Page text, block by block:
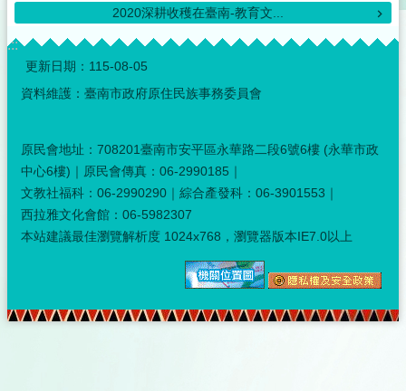
2020深耕收穫在臺南-教育文...
:::
更新日期： 115-08-05
資料維護：臺南市政府原住民族事務委員會
原民會地址：708201臺南市安平區永華路二段6號6樓 (永華市政
中心6樓)｜原民會傳真：06-2990185｜
文教社福科：06-2990290｜綜合產發科：06-3901553｜
西拉雅文化會館：06-5982307
本站建議最佳瀏覽解析度 1024x768，瀏覽器版本IE7.0以上